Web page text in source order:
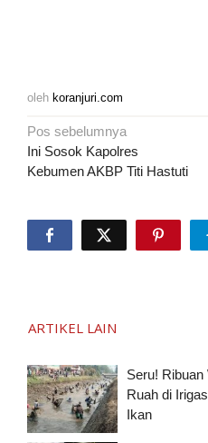
oleh koranjuri.com
Navigasi
pos
Pos sebelumnya
Ini Sosok Kapolres
Kebumen AKBP Titi Hastuti
ARTIKEL LAIN
Seru! Ribuan
Ruah di
Ikan